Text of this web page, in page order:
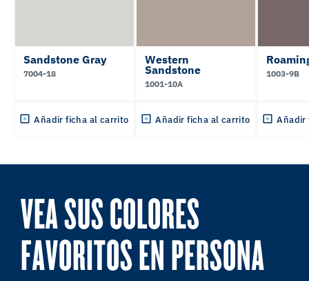
Sandstone Gray
7004-18
Añadir ficha al carrito
Western
Sandstone
1001-10A
Añadir ficha al carrito
1003-9B
Añadir
VEA SUS COLORES
FAVORITOS EN PERSONA